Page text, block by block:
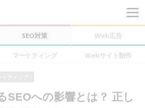
SEO対策 Web広告
マーケティング Webサイト制作
SEOへの影響とは？ 正し